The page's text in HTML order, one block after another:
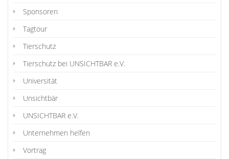
Sponsoren
Tagtour
Tierschutz
Tierschutz bei UNSICHTBAR e.V.
Universität
Unsichtbär
UNSICHTBAR e.V.
Unternehmen helfen
Vortrag